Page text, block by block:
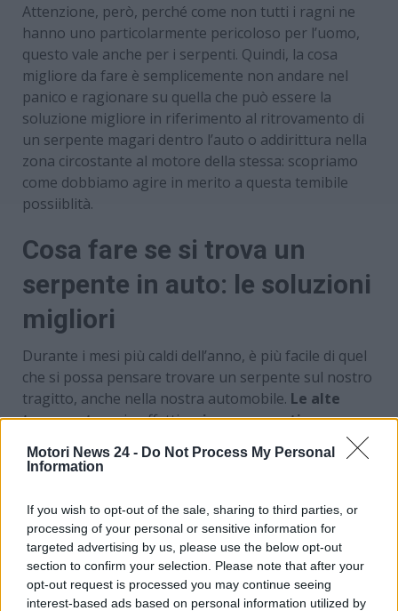
Motori News 24 - Do Not Process My Personal
Information
If you wish to opt-out of the sale, sharing to third parties, or
processing of your personal or sensitive information for
targeted advertising by us, please use the below opt-out
section to confirm your selection. Please note that after your
opt-out request is processed you may continue seeing
interest-based ads based on personal information utilized by
Attenzione, però, perché come non tutti i ragni ne
hanno uno particolarmente pericoloso per l’uomo,
questo vale anche per i serpenti. Quindi, la cosa
migliore da fare è semplicemente non andare nel
panico e ragionare su quella che può essere la
soluzione migliore in riferimento al ritrovamento di
un serpente magari dentro l’auto o addirittura nella
zona circostante al motore della stessa: scopriamo
come dobbiamo agire in merito a questa temibile
possiiblità.
Cosa fare se si trova un
serpente in auto: le soluzioni
migliori
Durante i mesi più caldi dell’anno, è più facile di quel
che si possa pensare trovare un serpente sul nostro
tragitto, anche nella nostra automobile. Le alte
temperature, in effetti,spingono questi
particolari animali a cercare rifugio anche nel
motoredi un mezzo di trasporto come la macchina.
questo tipo? Adolfo Verdugo, responsabile dell’Unità
degli Agenti Forestali della Comunità di Madrid, ha
spiegato chei serpenti difficilmente attaccano
senza motivo, e inoltre svolgono una importante
funzione ecologica nutrendosi di roditori.